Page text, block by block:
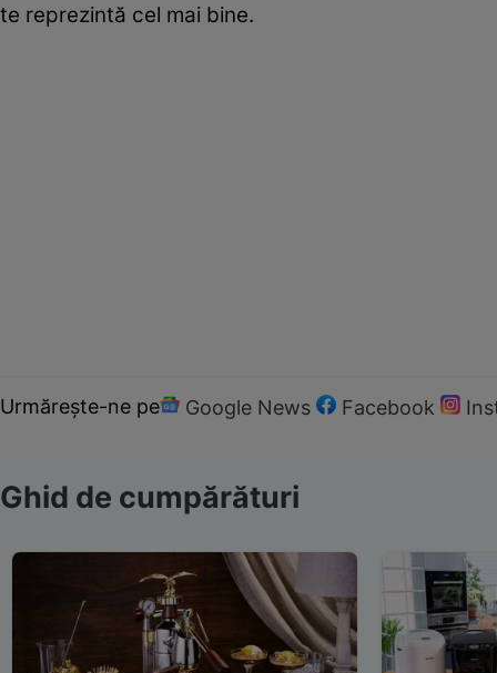
te reprezintă cel mai bine.
Urmărește-ne pe Google News Facebook
Ghid de cumpărături